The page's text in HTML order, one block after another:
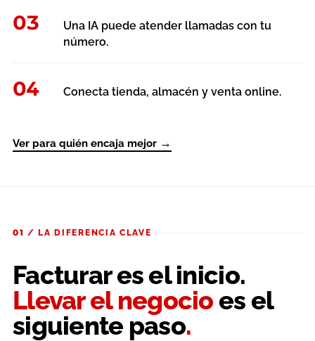
03
Una IA puede atender llamadas con tu
número.
04 Conecta tienda, almacén y venta online.
Ver para quién encaja mejor →
01 / LA DIFERENCIA CLAVE
Facturar es el inicio.
Llevar el negocioes el
siguiente paso.